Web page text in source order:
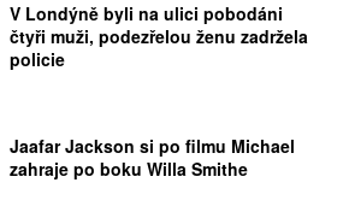
V Londýně byli na ulici pobodáni
čtyři muži, podezřelou ženu zadržela
policie
Jaafar Jackson si po filmu Michael
zahraje po boku Willa Smithe